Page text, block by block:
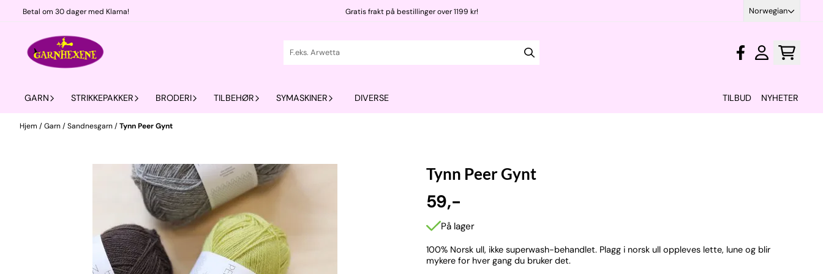
Hopp til innhold
Betal om 30 dager med Klarna! Gratis frakt på bestillinger over 1199 kr! Norwegian
GARN STRIKKEPAKKER BRODERI TILBEHØR SYMASKINER DIVERSE TILBUD NYHETER
Hjem /Garn/Sandnesgarn/Tynn Peer Gynt
Tynn Peer Gynt
59,-
På lager
100% Norsk ull, ikke superwash-behandlet. Plagg i norsk ull oppleves lette, lune og blir
mykere for hver gang du bruker det.